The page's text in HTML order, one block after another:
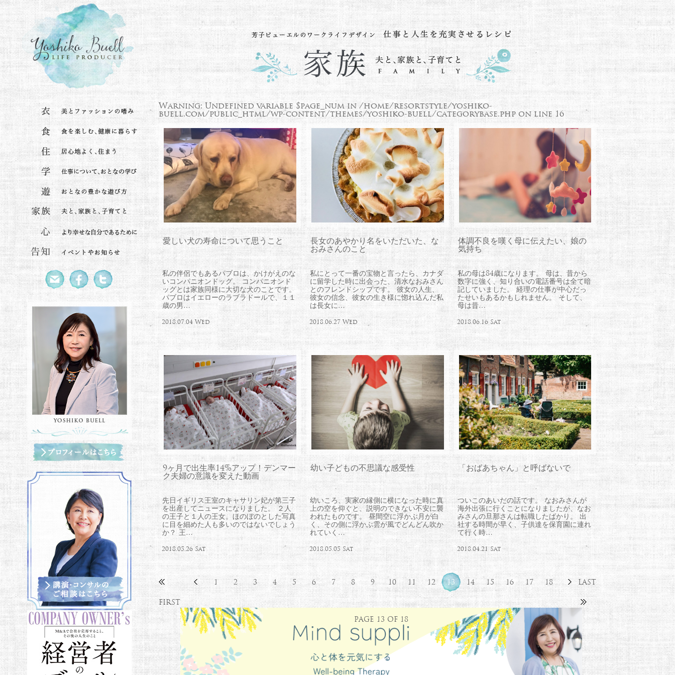
Warning: Undefined variable $page_num in/home/resortstyle/yoshiko-
buell.com/public_html/wp-content/themes/yoshiko-buell/categorybase.phpon line 16
愛しい犬の寿命について思うこと
私の伴侶でもあるパブロは、かけがえのな
いコンパニオンドッグ。 コンパニオンド
ッグとは家族同様に大切な犬のことです。
パブロはイエローのラブラドールで、１１
歳の男…
2018.07.04 Wed
長女のあやかり名をいただいた、な
おみさんのこと
私にとって一番の宝物と言ったら、カナダ
に留学した時に出会った、清水なおみさん
とのフレンドシップです。 彼女の人生、
彼女の信念、彼女の生き様に惚れ込んだ私
は長女に…
2018.06.27 Wed
体調不良を嘆く母に伝えたい、娘の
気持ち
私の母は84歳になります。 母は、昔から
数字に強く、知り合いの電話番号は全て暗
記していました。 経理の仕事が中心だっ
たせいもあるかもしれません。 そして、
母は昔…
2018.06.16 Sat
9ヶ月で出生率14%アップ！デンマー
ク夫婦の意識を変えた動画
先日イギリス王室のキャサリン妃が第三子
を出産してニュースになりました。 ２人
の王子と１人の王女。ほのぼのとした写真
に目を細めた人も多いのではないでしょう
か？ 王…
2018.05.26 Sat
幼い子どもの不思議な感受性
幼いころ、実家の縁側に横になった時に真
上の空を仰ぐと、説明のできない不安に襲
われたものです。 昼間空に浮かぶ月が白
く、その側に浮かぶ雲が風でどんどん吹か
れていく…
2018.05.05 Sat
「おばあちゃん」と呼ばないで
ついこのあいだの話です。 なおみさんが
海外出張に行くことになりましたが、なお
みさんの旦那さんは転職したばかり。 出
社する時間が早く、子供達を保育園に連れ
て行く時…
2018.04.21 Sat
FIRST
1 2 3 4 5 6 7 8 9 10 11 12 13 14 15 16 17 18 LAST
PAGE 13 OF 18